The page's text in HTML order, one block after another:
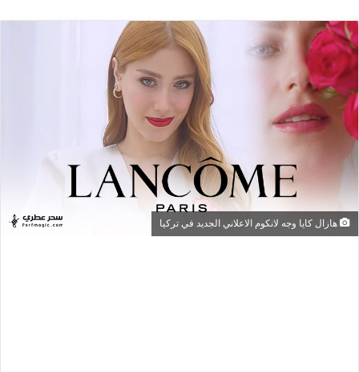
هازال كايا وجه لانكوم الاعلاني الجديد في تركيا